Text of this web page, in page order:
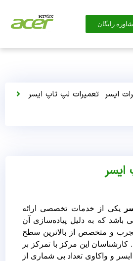
رایگان
ایسر تعمیرات لپ تاپ ایسر
ایسر
یکی از خدمات تخصصی ارائه
باشد که به دلیل پیاده‌سازی آن
و متخصص از بالاترین سطح
این مرکز با تمرکز بر
و واکاوی تعداد بی‌ شماری از